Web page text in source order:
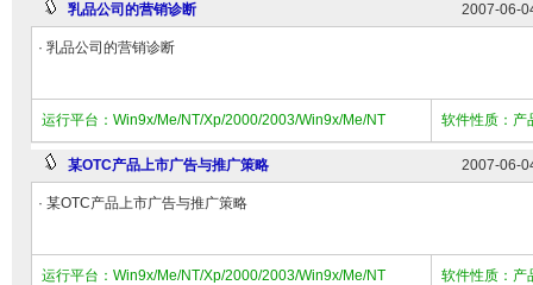
乳品公司的营销诊断 2007-06-
· 乳品公司的营销诊断
运行平台：Win9x/Me/NT/Xp/2000/2003/Win9x/Me/NT 软件性质：产
某OTC产品上市广告与推广策略 2007-06-
· 某OTC产品上市广告与推广策略
运行平台：Win9x/Me/NT/Xp/2000/2003/Win9x/Me/NT 软件性质：产